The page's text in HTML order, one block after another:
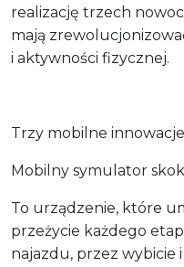
realizację trzech
mają
i aktywności fizycznej.
Trzy mobilne innowacje
Mobilny symulator
To urządzenie, które
przeżycie każdego
najazdu, przez wybicie